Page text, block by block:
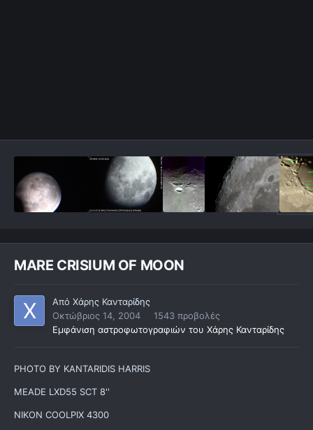
MARE CRISIUM OF MOON
Από Χάρης Κανταρίδης
Οκτώβριος 14, 2004
1543 προβολές
Εμφάνιση αστροφωτογραφιών του Χάρης Κανταρίδης
PHOTO BY KANTARIDIS HARRIS
MEADE LXD55 SCT 8''
NIKON COOLPIX 4300